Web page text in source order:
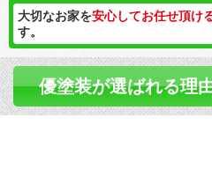
大切なお家を安心してお任せ頂け
す。
優塗装が選ばれる理